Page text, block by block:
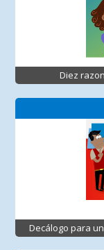
Diez
Decálogo para